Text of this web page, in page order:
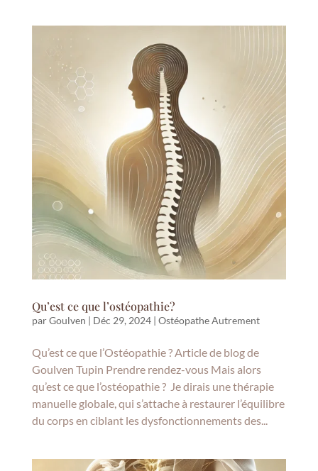
Qu’est ce que l’ostéopathie?
parGoulven | Déc 29, 2024| Ostéopathe Autrement
Qu’est ce que l’Ostéopathie ? Article de blog de
Goulven Tupin Prendre rendez-vous Mais alors
qu’est ce que l’ostéopathie ? Je dirais une thérapie
manuelle globale, qui s’attache à restaurer l’équilibre
du corps en ciblant les dysfonctionnements des...